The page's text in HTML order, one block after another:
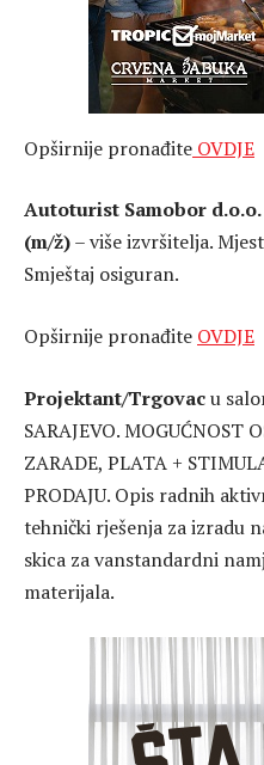
Opširnije pronađite OVDJE
Autoturist Samobor d.o.o.
(m/ž)– više izvršitelja.
Smještaj osiguran.
Opširnije pronađite OVDJE
Projektant/Trgovacu
SARAJEVO. MOGUĆNOST
ZARADE, PLATA +
PRODAJU. Opis radnih
tehnički rješenja za izradu
skica za vanstandardni
materijala.